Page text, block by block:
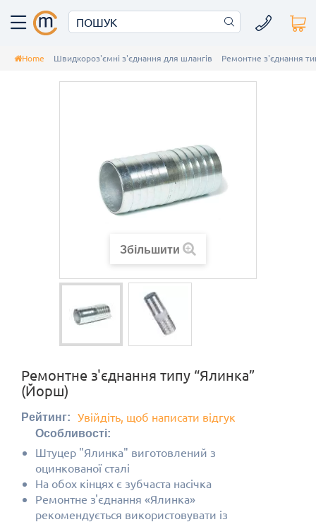
Home Швидкороз'ємні з'єднання для шлангів Ремонтне з'єднання
Збільшити
Ремонтне з'єднання типу “Ялинка”
(Йорш)
Рейтинг: Увійдіть, щоб написати відгук
Особливості:
Штуцер "Ялинка" виготовлений з
оцинкованої сталі
На обох кінцях є зубчаста насічка
Ремонтне з'єднання «Ялинка»
рекомендується використовувати із